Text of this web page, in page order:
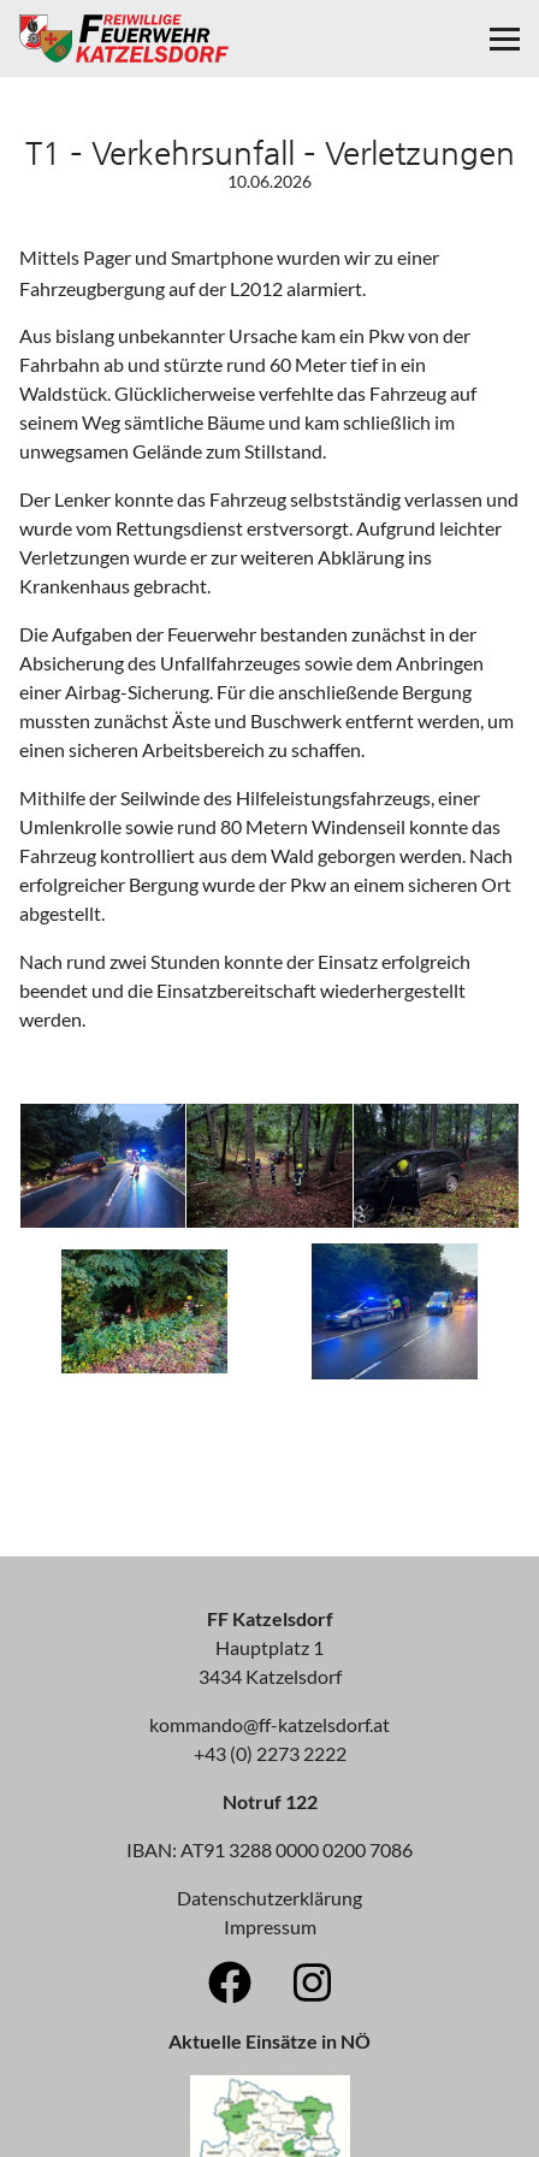
T1 – Verkehrsunfall – Verletzungen
10.06.2026
Mittels Pager und Smartphone wurden wir zu einer
Fahrzeugbergung auf der L2012 alarmiert.
Aus bislang unbekannter Ursache kam ein Pkw von der
Fahrbahn ab und stürzte rund 60 Meter tief in ein
Waldstück. Glücklicherweise verfehlte das Fahrzeug auf
seinem Weg sämtliche Bäume und kam schließlich im
unwegsamen Gelände zum Stillstand.
Der Lenker konnte das Fahrzeug selbstständig verlassen und
wurde vom Rettungsdienst erstversorgt. Aufgrund leichter
Verletzungen wurde er zur weiteren Abklärung ins
Krankenhaus gebracht.
Die Aufgaben der Feuerwehr bestanden zunächst in der
Absicherung des Unfallfahrzeuges sowie dem Anbringen
einer Airbag-Sicherung. Für die anschließende Bergung
mussten zunächst Äste und Buschwerk entfernt werden, um
einen sicheren Arbeitsbereich zu schaffen.
Mithilfe der Seilwinde des Hilfeleistungsfahrzeugs, einer
Umlenkrolle sowie rund 80 Metern Windenseil konnte das
Fahrzeug kontrolliert aus dem Wald geborgen werden. Nach
erfolgreicher Bergung wurde der Pkw an einem sicheren Ort
abgestellt.
Nach rund zwei Stunden konnte der Einsatz erfolgreich
beendet und die Einsatzbereitschaft wiederhergestellt
werden.
FF Katzelsdorf
Hauptplatz 1
3434 Katzelsdorf
kommando@ff-katzelsdorf.at
+43 (0) 2273 2222
Notruf 122
IBAN: AT91 3288 0000 0200 7086
Datenschutzerklärung
Impressum
Aktuelle Einsätze in NÖ